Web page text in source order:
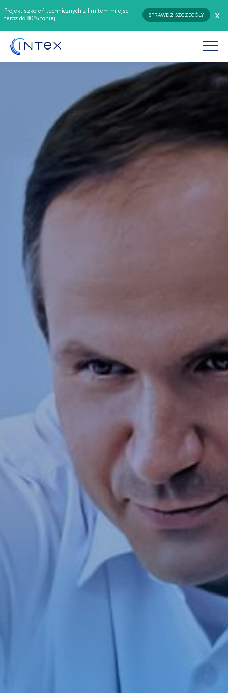
Projekt szkoleń technicznych z limitem miejsc
teraz do 80% taniej
SPRAWDŹ SZCZEGÓŁY x